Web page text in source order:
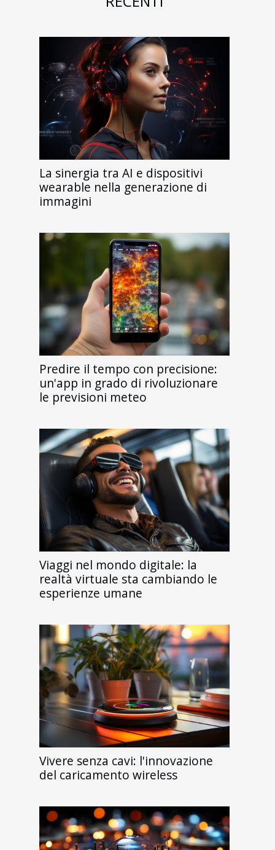
La sinergia tra AI e dispositivi
wearable nella generazione di
immagini
Predire il tempo con precisione:
un'app in grado di rivoluzionare
le previsioni meteo
Viaggi nel mondo digitale: la
realtà virtuale sta cambiando le
esperienze umane
Vivere senza cavi: l'innovazione
del caricamento wireless